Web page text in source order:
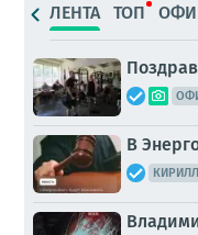
ЛЕНТА ТОП
В